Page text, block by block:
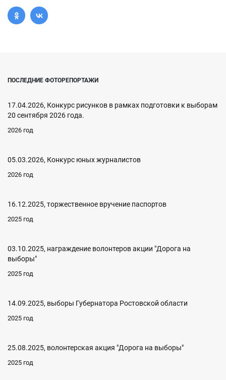
ПОСЛЕДНИЕ ФОТОРЕПОРТАЖИ
17.04.2026, Конкурс рисунков в рамках подготовки к выборам
20 сентября 2026 года.
2026 год
05.03.2026, Конкурс юных журналистов
2026 год
16.12.2025, торжественное вручение паспортов
2025 год
03.10.2025, награждение волонтеров акции "Дорога на
выборы"
2025 год
14.09.2025, выборы Губернатора Ростовской области
2025 год
25.08.2025, волонтерская акция "Дорога на выборы"
2025 год